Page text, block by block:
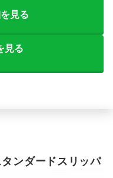
見る
見る
ンダードスリッパ